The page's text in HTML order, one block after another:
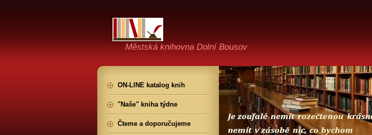
Městská knihovna Dolní Bousov
ON-LINE katalog knih
"Naše" kniha týdne
Čteme a doporučujeme